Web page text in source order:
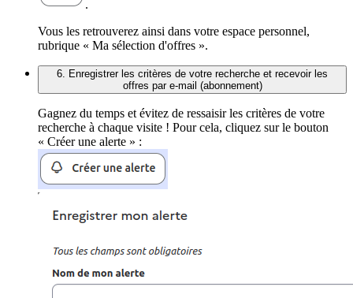
.
Vous les retrouverez ainsi dans votre espace personnel,
rubrique « Ma sélection d'offres ».
6. Enregistrer les critères de votre recherche et recevoir les
offres par e-mail (abonnement)
Gagnez du temps et évitez de ressaisir les critères de votre
recherche à chaque visite ! Pour cela, cliquez sur le bouton
« Créer une alerte » :